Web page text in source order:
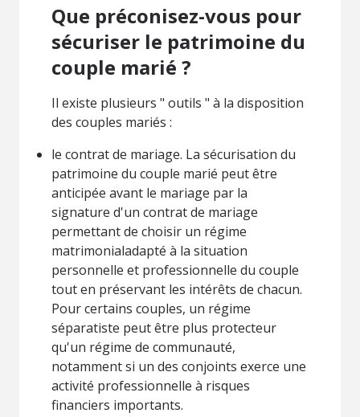
Que préconisez-vous pour
sécuriser le patrimoine du
couple marié ?
Il existe plusieurs " outils " à la disposition
des couples mariés :
le contrat de mariage. La sécurisation du
patrimoine du couple marié peut être
anticipée avant le mariage par la
signature d'un contrat de mariage
permettant de choisir un régime
matrimonialadapté à la situation
personnelle et professionnelle du couple
tout en préservant les intérêts de chacun.
Pour certains couples, un régime
séparatiste peut être plus protecteur
qu'un régime de communauté,
notamment si un des conjoints exerce une
activité professionnelle à risques
financiers importants.